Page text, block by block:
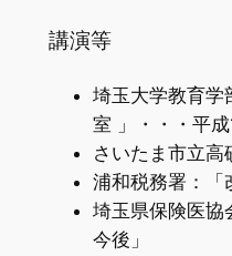
講演等
埼玉大学教育学
室 」・・・平
さいたま市立高
浦和税務署：「
埼玉県保険医協
今後」